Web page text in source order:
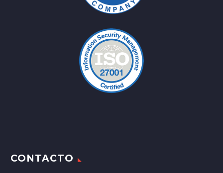
CONTACTO